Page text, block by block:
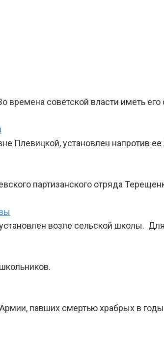
времена советской власти иметь его
Плевицкой, установлен напротив
партизанского отряда
возле сельской школы.
павших смертью храбрых в